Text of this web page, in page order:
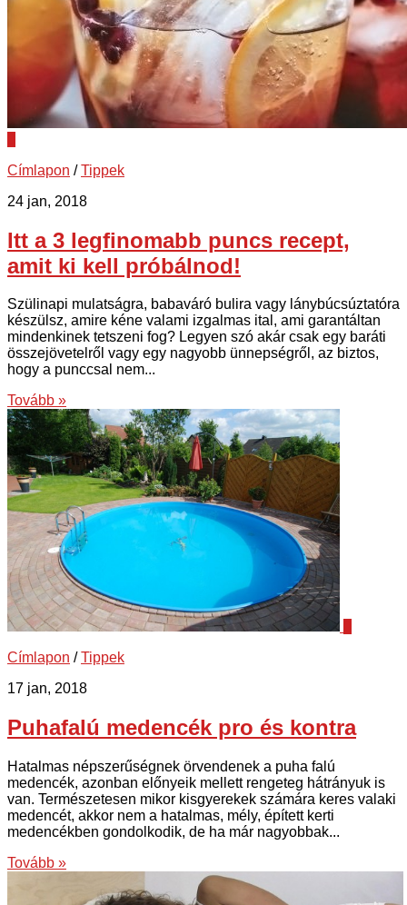
Címlapon /Tippek
24 jan, 2018
Itt a 3 legfinomabb puncs recept,
amit ki kell próbálnod!
Szülinapi mulatságra, babaváró bulira vagy lánybúcsúztatóra
készülsz, amire kéne valami izgalmas ital, ami garantáltan
mindenkinek tetszeni fog? Legyen szó akár csak egy baráti
összejövetelről vagy egy nagyobb ünnepségről, az biztos,
hogy a punccsal nem...
Tovább »
Címlapon /Tippek
17 jan, 2018
Puhafalú medencék pro és kontra
Hatalmas népszerűségnek örvendenek a puha falú
medencék, azonban előnyeik mellett rengeteg hátrányuk is
van. Természetesen mikor kisgyerekek számára keres valaki
medencét, akkor nem a hatalmas, mély, épített kerti
medencékben gondolkodik, de ha már nagyobbak...
Tovább »